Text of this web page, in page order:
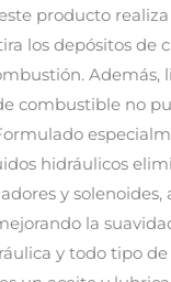
producto
los depósitos de
Además,
combustible no
hidráulicos
y
la
y todo tipo